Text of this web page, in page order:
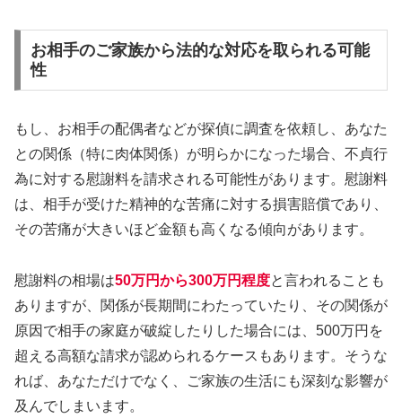
お相手のご家族から法的な対応を取られる可能
性
もし、お相手の配偶者などが探偵に調査を依頼し、あなた
との関係（特に肉体関係）が明らかになった場合、不貞行
為に対する慰謝料を請求される可能性があります。慰謝料
は、相手が受けた精神的な苦痛に対する損害賠償であり、
その苦痛が大きいほど金額も高くなる傾向があります。
慰謝料の相場は50万円から300万円程度と言われることも
ありますが、関係が長期間にわたっていたり、その関係が
原因で相手の家庭が破綻したりした場合には、500万円を
超える高額な請求が認められるケースもあります。そうな
れば、あなただけでなく、ご家族の生活にも深刻な影響が
及んでしまいます。